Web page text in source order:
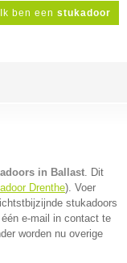
Ik ben een stukadoor
in Ballast. Dit
Drenthe). Voer
stukadoors
e-mail in contact te
worden nu overige